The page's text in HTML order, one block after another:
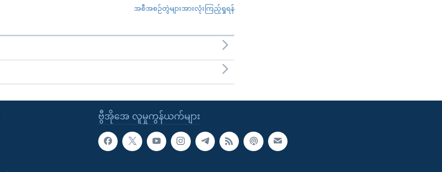
အစီအစဉ်တွဲများအားလုံးကြည့်ရှုရန်
ဗွီအိုအေ လူမှုကွန်ယက်များ